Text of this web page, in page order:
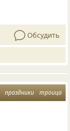
Обсудить
праздники троица